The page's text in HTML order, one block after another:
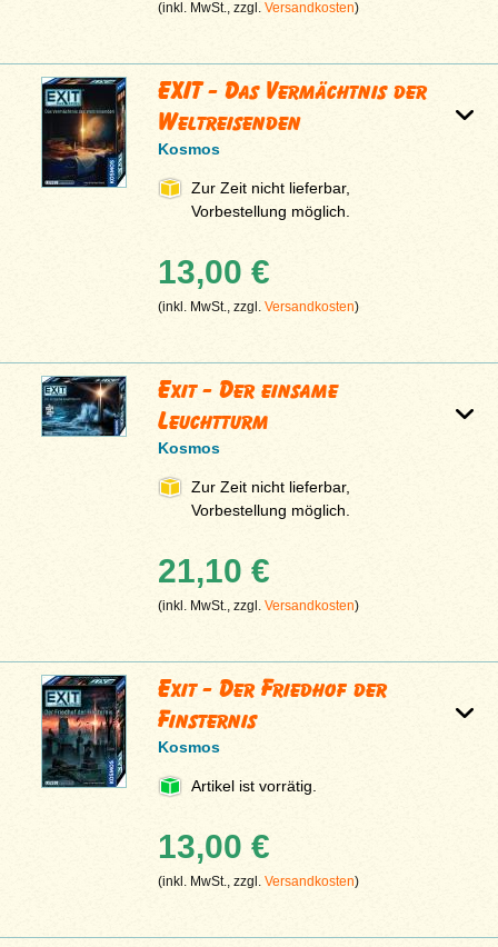
(inkl. MwSt., zzgl.Versandkosten)
EXIT - Das Vermächtnis der
Weltreisenden
Kosmos
Zur Zeit nicht lieferbar,
Vorbestellung möglich.
13,00 €
(inkl. MwSt., zzgl.Versandkosten)
Exit - Der einsame
Leuchtturm
Kosmos
Zur Zeit nicht lieferbar,
Vorbestellung möglich.
21,10 €
(inkl. MwSt., zzgl.Versandkosten)
Exit - Der Friedhof der
Finsternis
Kosmos
Artikel ist vorrätig.
13,00 €
(inkl. MwSt., zzgl.Versandkosten)